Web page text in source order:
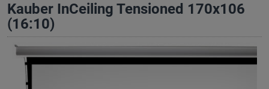
Kauber InCeiling Tensioned 170x106
(16:10)